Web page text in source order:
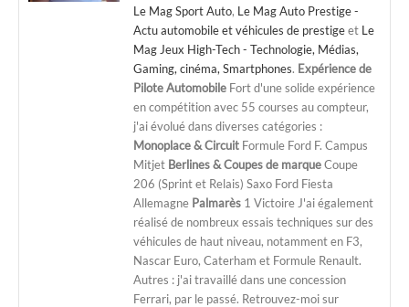
Le Mag Sport Auto, Le Mag Auto Prestige -
Actu automobile et véhicules de prestigeet Le
Mag Jeux High-Tech - Technologie, Médias,
Gaming, cinéma, Smartphones. Expérience de
Pilote Automobile Fort d'une solide expérience
en compétition avec 55 courses au compteur,
j'ai évolué dans diverses catégories :
Monoplace & Circuit Formule Ford F. Campus
Mitjet Berlines & Coupes de marqueCoupe
206 (Sprint et Relais) Saxo Ford Fiesta
Allemagne Palmarès 1 Victoire J'ai également
réalisé de nombreux essais techniques sur des
véhicules de haut niveau, notamment en F3,
Nascar Euro, Caterham et Formule Renault.
Autres : j'ai travaillé dans une concession
Ferrari, par le passé. Retrouvez-moi sur